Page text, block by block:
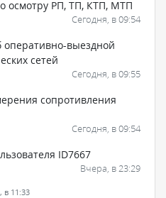
осмотру РП, ТП, КТП, МТП
Сегодня, в 09:54
оперативно-выездной
сетей
Сегодня, в 09:55
сопротивления
Сегодня, в 09:54
ID7667
Вчера, в 23:29
в 11:33